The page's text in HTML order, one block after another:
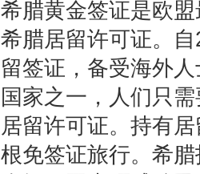
希腊黄金签证是欧
希腊居留许可证。
留签证，备受海外
国家之一，人们只
居留许可证。持有
根免签证旅行。希